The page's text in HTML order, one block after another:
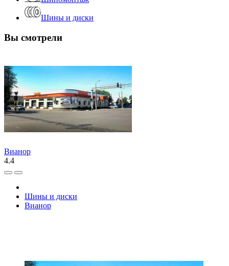
Шины и диски
Вы смотрели
Вианор
4.4
Шины и диски
Вианор